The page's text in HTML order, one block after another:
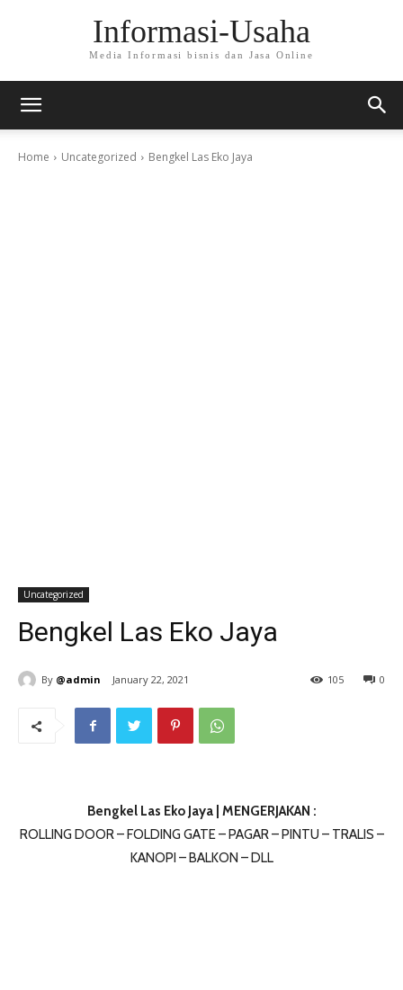
Informasi-Usaha
Media Informasi bisnis dan Jasa Online
Home Uncategorized Bengkel Las Eko Jaya
Uncategorized
Bengkel Las Eko Jaya
By @admin January 22, 2021 0
105
Bengkel Las Eko Jaya | MENGERJAKAN :
ROLLING DOOR – FOLDING GATE – PAGAR – PINTU – TRALIS –
KANOPI – BALKON – DLL